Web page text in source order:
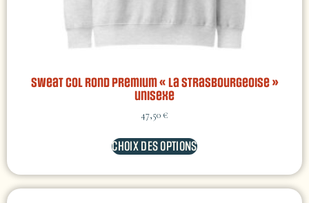
Sweat col rond premium « La Strasbourgeoise »
unisexe
47,50€
CHOIX DES OPTIONS